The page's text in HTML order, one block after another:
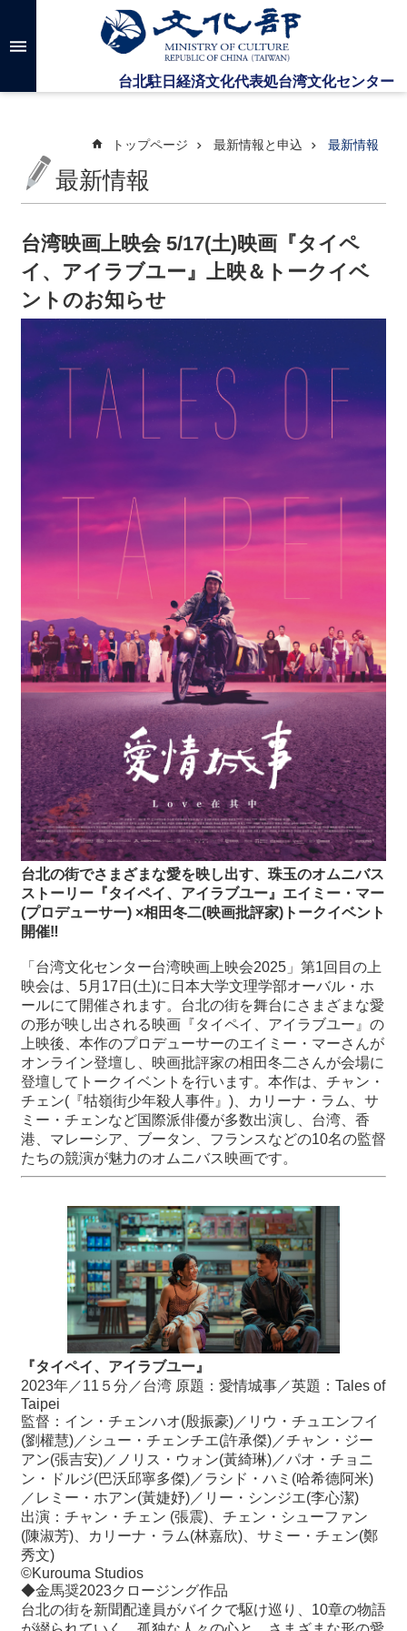
メインのコンテンツブロックにジャンプします
高
検
台
文
化
セ
ン
タ
て
込
過
行
事
湾
の
本
関
連
リ
ン
ク
ム
サ
イ
ト
マ
ッ
プ
トップページ 最新情報と申込 最新情報
最新情報
台湾映画上映会 5/17(土)映画『タイペ
イ、アイラブユー』上映＆トークイベ
ントのお知らせ
台北の街でさまざまな愛を映し出す、珠玉のオムニバス
ストーリー『タイペイ、アイラブユー』エイミー・マー
(プロデューサー) ×相田冬二(映画批評家)トークイベント
開催‼
「台湾文化センター台湾映画上映会2025」第1回目の上
映会は、5月17日(土)に日本大学文理学部オーバル・ホ
ールにて開催されます。台北の街を舞台にさまざまな愛
の形が映し出される映画『タイペイ、アイラブユー』の
上映後、本作のプロデューサーのエイミー・マーさんが
オンライン登壇し、映画批評家の相田冬二さんが会場に
登壇してトークイベントを行います。本作は、チャン・
チェン(『牯嶺街少年殺人事件』)、カリーナ・ラム、サ
ミー・チェンなど国際派俳優が多数出演し、台湾、香
港、マレーシア、ブータン、フランスなどの10名の監督
たちの競演が魅力のオムニバス映画です。
『タイペイ、アイラブユー』
2023年／11５分／台湾 原題：愛情城事／英題：Tales of
Taipei
監督：イン・チェンハオ(殷振豪)／リウ・チュエンフイ
(劉權慧)／シュー・チェンチエ(許承傑)／チャン・ジー
アン(張吉安)／ノリス・ウォン(黃綺琳)／パオ・チョニ
ン・ドルジ(巴沃邱寧多傑)／ラシド・ハミ(哈希德阿米)
／レミー・ホアン(黃婕妤)／リー・シンジエ(李心潔)
出演：チャン・チェン (張震)、チェン・シューファン
(陳淑芳)、カリーナ・ラム(林嘉欣)、サミー・チェン(鄭
秀文)
©️Kurouma Studios
◆金馬奨2023クロージング作品
台北の街を新聞配達員がバイクで駆け巡り、10章の物語